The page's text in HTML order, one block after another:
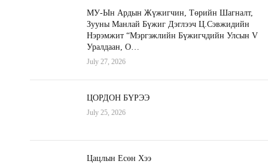
МУ-Ын Ардын Жүжигчин, Төрийн Шагналт,
Зууны Манлай Бүжиг Дэглээч Ц.Сэвжидийн
Нэрэмжит “Мэргэжлийн Бүжигчдийн Улсын V
Уралдаан, О…
July 27, 2026
ЦОРДОН БҮРЭЭ
July 25, 2026
Цацлын Есөн Хээ